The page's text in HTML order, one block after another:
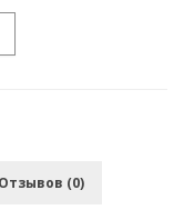
Отзывов (0)